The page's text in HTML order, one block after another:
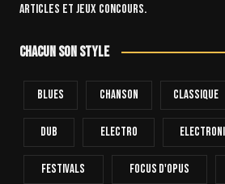
articles et jeux concours.
Chacun son style
Blues Chanson Classique
Dub Electro
Festivals Focus D'Opus